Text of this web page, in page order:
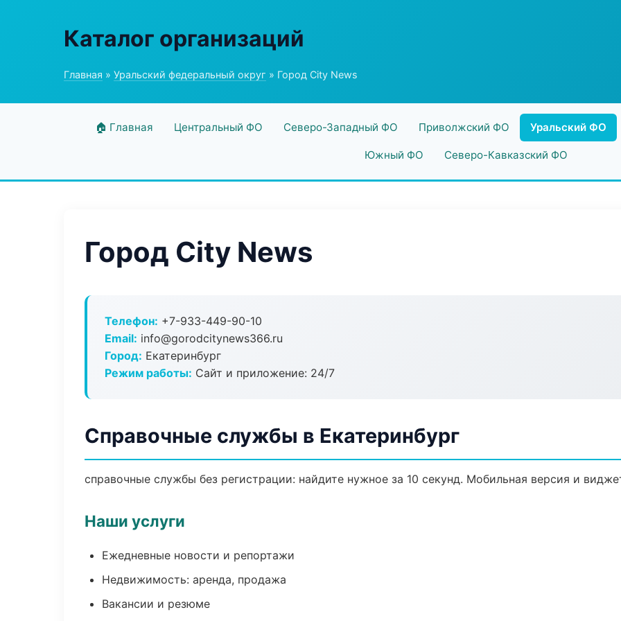
Каталог организаций
Главная » Уральский федеральный округ » Город City News
🏠 Главная Центральный ФО Северо-Западный ФО Приволжский ФО Уральский ФО
Южный ФО Северо-Кавказский ФО
Город City News
Телефон: +7-933-449-90-10
Email: info@gorodcitynews366.ru
Город: Екатеринбург
Режим работы: Сайт и приложение: 24/7
Справочные службы в Екатеринбург
справочные службы без регистрации: найдите нужное за 10 секунд. Мобильная версия и
Наши услуги
Ежедневные новости и репортажи
Недвижимость: аренда, продажа
Вакансии и резюме